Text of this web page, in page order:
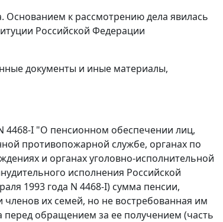
к рассмотрению дела явилась
Российской Федерации
документы и иные материалы,
4468-I "О пенсионном обеспечении лиц,
противопожарной службе, органах по
и органах уголовно-исполнительной
исполнения Российской
1993 года N 4468-I) сумма пенсии,
членов их семей, но не востребованная им
обращением за ее получением (часть